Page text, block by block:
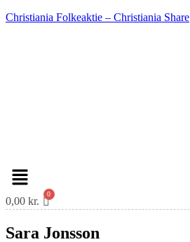
Christiania Folkeaktie – Christiania Share
Menu
0,00 kr.
Sara Jonsson